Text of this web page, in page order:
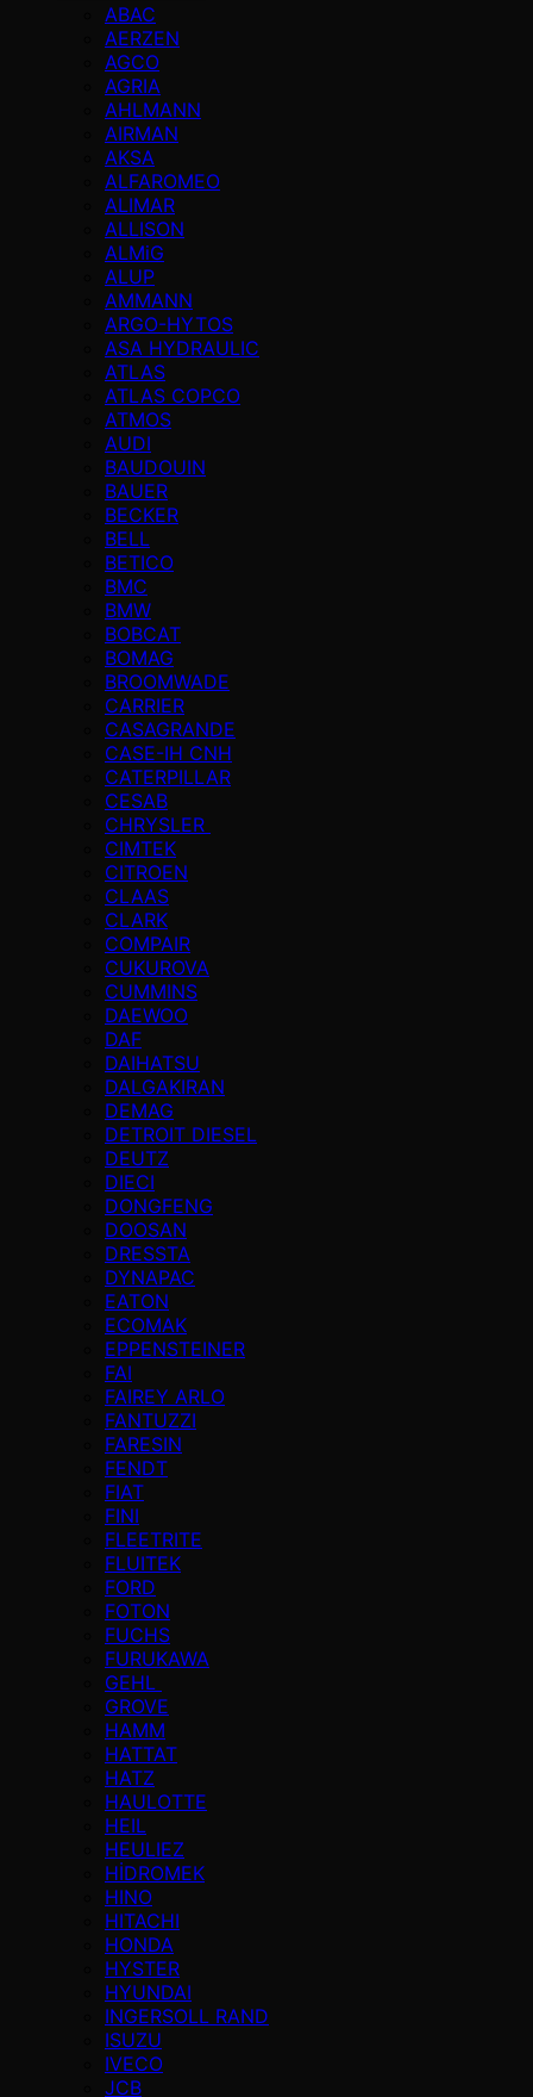
ABAC
AERZEN
AGCO
AGRIA
AHLMANN
AIRMAN
AKSA
ALFAROMEO
ALIMAR
ALLISON
ALMiG
ALUP
AMMANN
ARGO-HYTOS
ASA HYDRAULIC
ATLAS
ATLAS COPCO
ATMOS
AUDI
BAUDOUIN
BAUER
BECKER
BELL
BETICO
BMC
BMW
BOBCAT
BOMAG
BROOMWADE
CARRIER
CASAGRANDE
CASE-IH CNH
CATERPILLAR
CESAB
CHRYSLER
CIMTEK
CITROEN
CLAAS
CLARK
COMPAIR
CUKUROVA
CUMMINS
DAEWOO
DAF
DAIHATSU
DALGAKIRAN
DEMAG
DETROIT DIESEL
DEUTZ
DIECI
DONGFENG
DOOSAN
DRESSTA
DYNAPAC
EATON
ECOMAK
EPPENSTEINER
FAI
FAIREY ARLO
FANTUZZI
FARESIN
FENDT
FIAT
FINI
FLEETRITE
FLUITEK
FORD
FOTON
FUCHS
FURUKAWA
GEHL
GROVE
HAMM
HATTAT
HATZ
HAULOTTE
HEIL
HEULIEZ
HİDROMEK
HINO
HITACHI
HONDA
HYSTER
HYUNDAI
INGERSOLL RAND
ISUZU
IVECO
JCB